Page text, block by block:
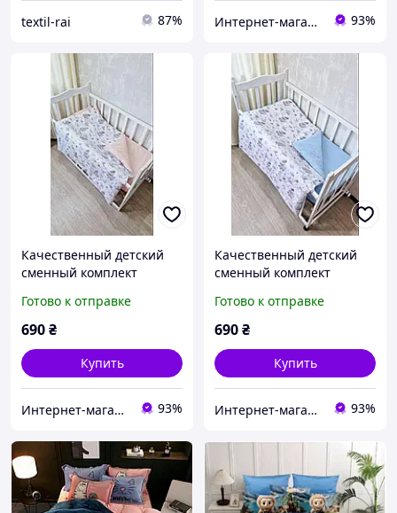
textil-rai 87% Интернет-магазин "GLADYS" 93%
Качественный детский
сменный комплект
постельного белья в
детскую кроватку в принт
пудра
Готово к отправке
690₴
Купить
Интернет-магазин "GLADYS" 93%
Качественный детский
сменный комплект
постельного белья в
детскую кроватку в принт
голубой
Готово к отправке
690₴
Купить
Интернет-магазин "GLADYS" 93%